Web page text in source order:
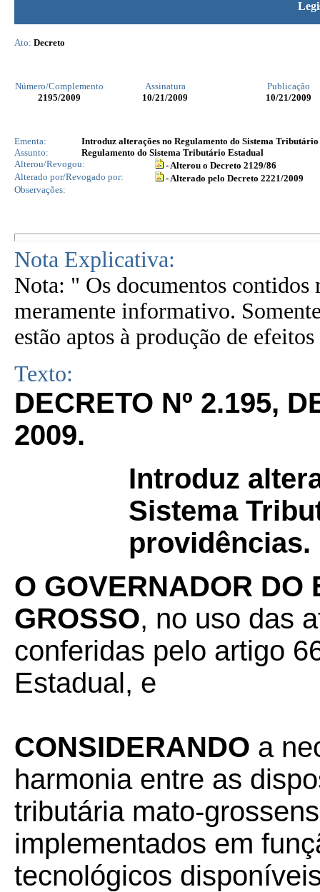
Ato: Decreto
Número/Complemento Assinatura
Publicação
2195/2009 10/21/2009 10/21/2009
Ementa:
Introduz alterações no Regulamento do Sistema
Assunto:
Regulamento do Sistema Tributário Estadual
Alterou/Revogou:
- Alterou o Decreto 2129/86
Alterado por/Revogado por:
- Alterado pelo Decreto 2221/2009
Observações:
Nota Explicativa:
Nota: " Os documentos contidos
meramente informativo.
estão aptos à produção de
Texto:
DECRETO Nº 2.195,
2009.
Introduz
Sistema
providências.
O GOVERNADOR DO
GROSSO, no uso das
conferidas pelo artigo
Estadual, e
CONSIDERANDO a
harmonia entre as
tributária mato-
implementados em
tecnológicos